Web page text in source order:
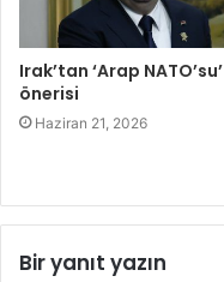
Irak’tan ‘Arap NATO’su’
önerisi
Haziran 21, 2026
Bir yanıt yazın